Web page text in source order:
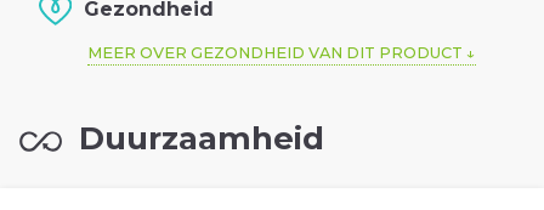
Gezondheid
MEER OVER GEZONDHEID VAN DIT PRODUCT
Duurzaamheid